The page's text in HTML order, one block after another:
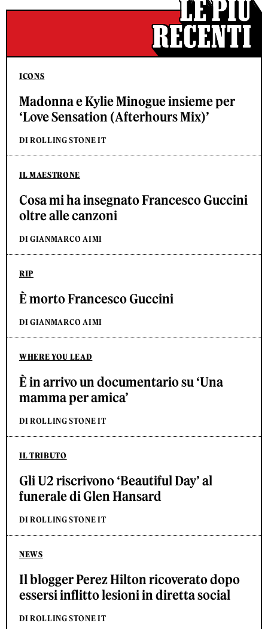
ICONS
Madonna e Kylie Minogue insieme per
‘Love Sensation (Afterhours Mix)’
DI ROLLING STONE IT
IL MAESTRONE
Cosa mi ha insegnato Francesco Guccini
oltre alle canzoni
DI GIANMARCO AIMI
RIP
È morto Francesco Guccini
DI GIANMARCO AIMI
WHERE YOU LEAD
È in arrivo un documentario su ‘Una
mamma per amica’
DI ROLLING STONE IT
IL TRIBUTO
Gli U2 riscrivono ‘Beautiful Day’ al
funerale di Glen Hansard
DI ROLLING STONE IT
NEWS
Il blogger Perez Hilton ricoverato dopo
essersi inflitto lesioni in diretta social
DI ROLLING STONE IT